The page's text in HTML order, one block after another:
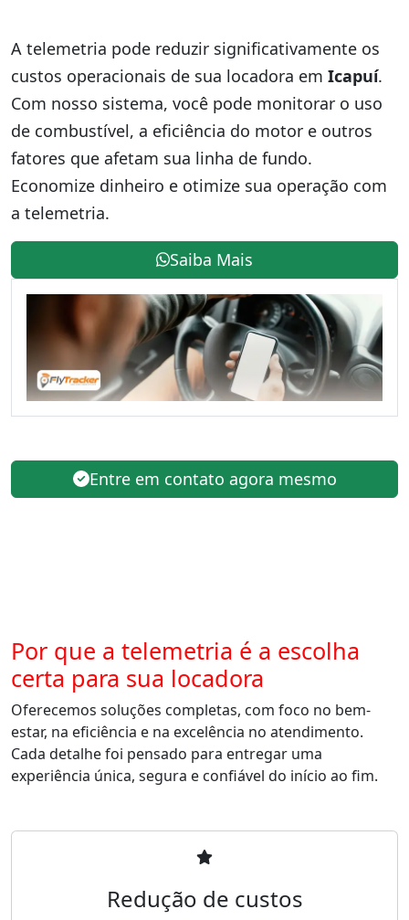
A telemetria pode reduzir significativamente os
custos operacionais de sua locadora em Icapuí.
Com nosso sistema, você pode monitorar o uso
de combustível, a eficiência do motor e outros
fatores que afetam sua linha de fundo.
Economize dinheiro e otimize sua operação com
a telemetria.
Saiba Mais
Entre em contato agora mesmo
Por que a telemetria é a escolha
certa para sua locadora
Oferecemos soluções completas, com foco no bem-
estar, na eficiência e na excelência no atendimento.
Cada detalhe foi pensado para entregar uma
experiência única, segura e confiável do início ao fim.
Redução de custos